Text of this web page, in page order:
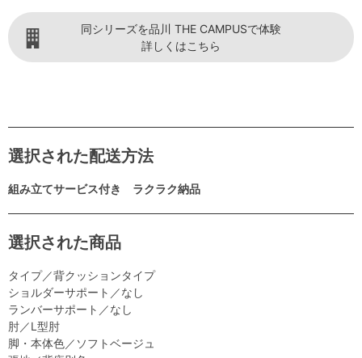
同シリーズを品川 THE CAMPUSで体験
詳しくはこちら
選択された配送方法
組み立てサービス付き ラクラク納品
選択された商品
タイプ／背クッションタイプ
ショルダーサポート／なし
ランバーサポート／なし
肘／L型肘
脚・本体色／ソフトベージュ